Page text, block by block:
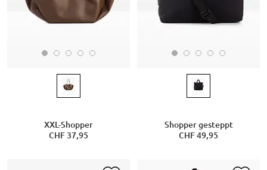
XXL-Shopper
CHF 37,95
Shopper gesteppt
CHF 49,95